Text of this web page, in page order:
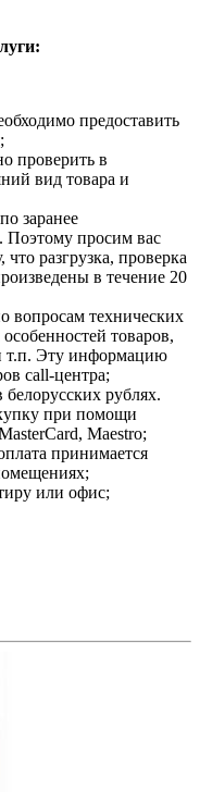
предоставить
проверить в
вид товара и
заранее
просим вас
разгрузка, проверка
в течение 20
вопросам технических
товаров,
т.п. Эту информацию
call-центра;
рублях.
при помощи
Maestro;
принимается
или офис;